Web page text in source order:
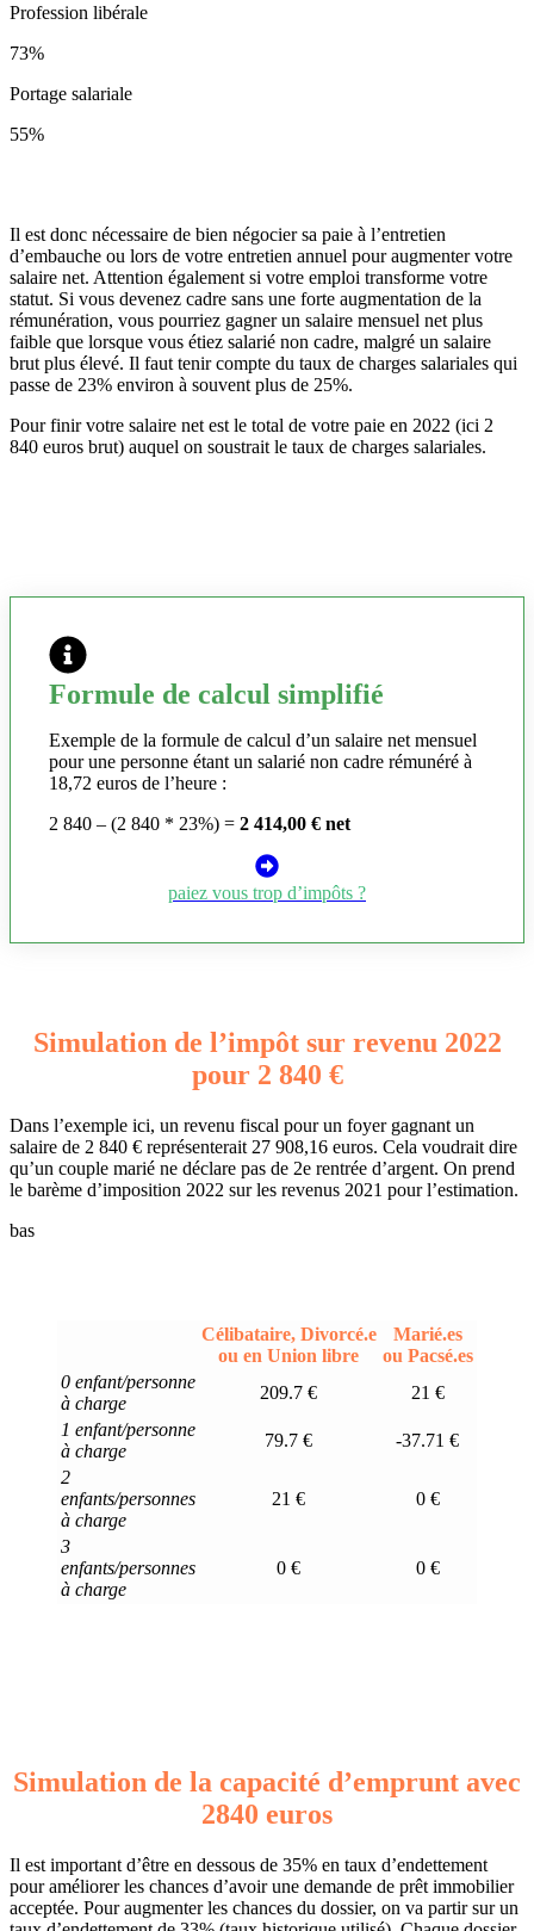
Profession libérale
73%
Portage salariale
55%
Il est donc nécessaire de bien négocier sa paie à l’entretien
d’embauche ou lors de votre entretien annuel pour augmenter votre
salaire net. Attention également si votre emploi transforme votre
statut. Si vous devenez cadre sans une forte augmentation de la
rémunération, vous pourriez gagner un salaire mensuel net plus
faible que lorsque vous étiez salarié non cadre, malgré un salaire
brut plus élevé. Il faut tenir compte du taux de charges salariales qui
passe de 23% environ à souvent plus de 25%.
Pour finir votre salaire net est le total de votre paie en 2022 (ici 2
840 euros brut) auquel on soustrait le taux de charges salariales.
Formule de calcul simplifié
Exemple de la formule de calcul d’un salaire net mensuel
pour une personne étant un salarié non cadre rémunéré à
18,72 euros de l’heure :
2 840 – (2 840 * 23%) = 2 414,00 € net
paiez vous trop d’impôts ?
Simulation de l’impôt sur revenu 2022
pour 2 840 €
Dans l’exemple ici, un revenu fiscal pour un foyer gagnant un
salaire de 2 840 € représenterait 27 908,16 euros. Cela voudrait dire
qu’un couple marié ne déclare pas de 2e rentrée d’argent. On prend
le barème d’imposition 2022 sur les revenus 2021 pour l’estimation.
bas
Célibataire, Divorcé.e
ou en Union libre
Marié.es
ou Pacsé.es
0 enfant/personne
à charge
209.7 €
21 €
1 enfant/personne
à charge
79.7 €
-37.71 €
2
enfants/personnes
à charge
21 € 0 €
3
enfants/personnes
à charge
0 € 0 €
Simulation de la capacité d’emprunt avec
2840 euros
Il est important d’être en dessous de 35% en taux d’endettement
pour améliorer les chances d’avoir une demande de prêt immobilier
acceptée. Pour augmenter les chances du dossier, on va partir sur un